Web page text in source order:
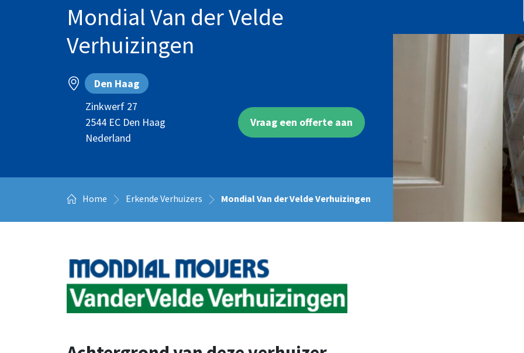
Mondial Van der Velde
Verhuizingen
Den Haag
Zinkwerf 27
2544 EC Den Haag
Nederland
Vraag een offerte aan
Home Erkende Verhuizers Mondial Van der Velde Verhuizingen